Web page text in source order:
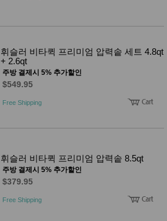
휘슬러 비타퀵 프리미엄 압력솥 세트 4.8qt
+ 2.6qt
주방 결제시 5% 추가할인
$549.95
Free Shipping
휘슬러 비타퀵 프리미엄 압력솥 8.5qt
주방 결제시 5% 추가할인
$379.95
Free Shipping